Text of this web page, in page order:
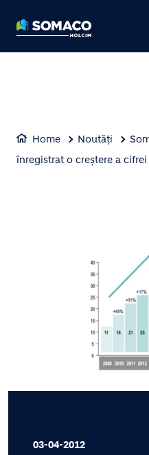
Home Noutăți
înregistrat o creștere a
03-04-2012